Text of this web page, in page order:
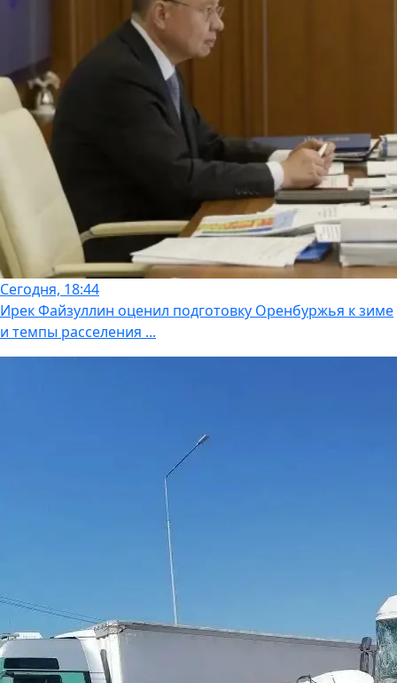
Сегодня, 18:44
Ирек Файзуллин оценил подготовку Оренбуржья к зиме
и темпы расселения ...